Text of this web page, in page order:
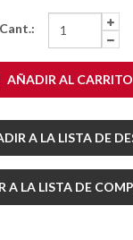
Cant.:
AÑADIR AL CARRITO
A LA LISTA DE
A LA LISTA DE